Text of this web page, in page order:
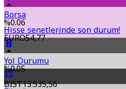
Borsa
Hisse senetlerinde son durum!
Yol Durumu
%0.06
EURO54,77
%0.05
BIST13.535,56